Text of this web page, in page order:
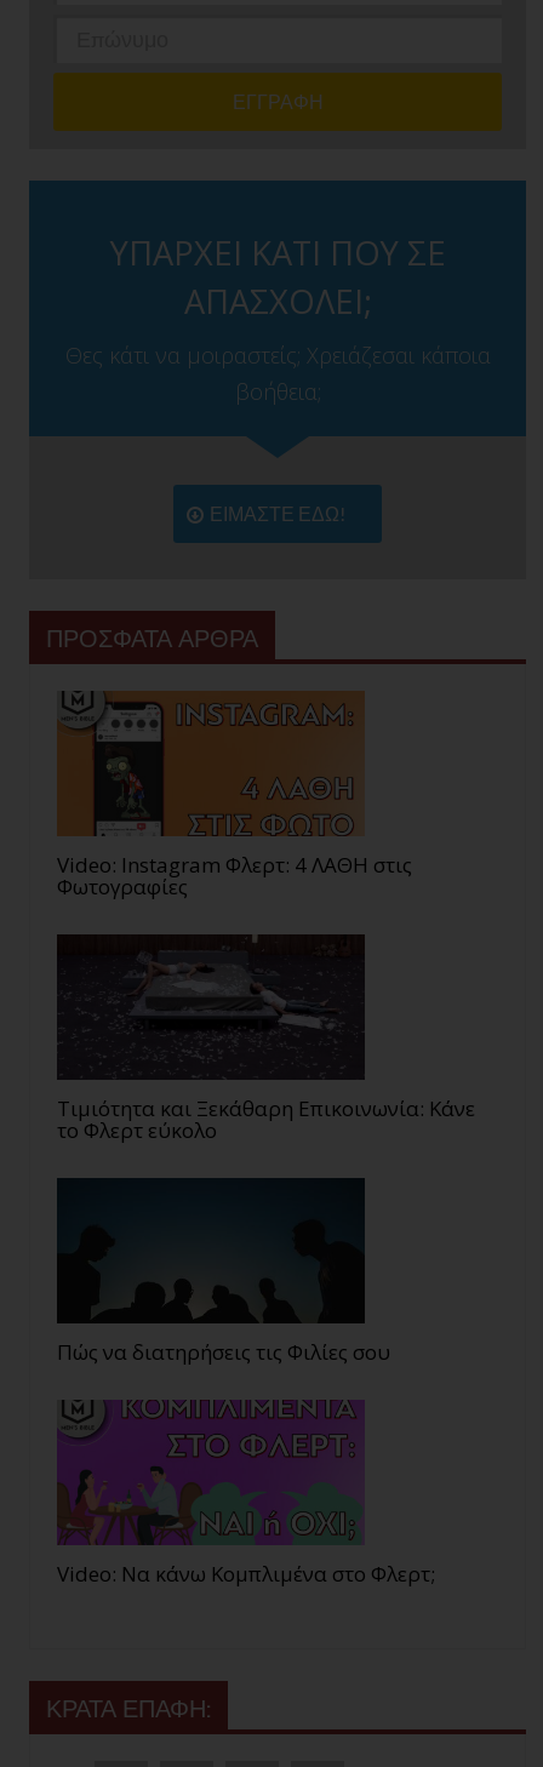
ΥΠΑΡΧΕΙ ΚΑΤΙ ΠΟΥ ΣΕ
ΑΠΑΣΧΟΛΕΙ;
Θες κάτι να μοιραστείς; Χρειάζεσαι κάποια
βοήθεια;
ΕΙΜΑΣΤΕ ΕΔΩ!
ΠΡΟΣΦΑΤΑ ΑΡΘΡΑ
Video: Instagram Φλερτ: 4 ΛΑΘΗ στις
Φωτογραφίες
Τιμιότητα και Ξεκάθαρη Επικοινωνία: Κάνε
το Φλερτ εύκολο
Πώς να διατηρήσεις τις Φιλίες σου
Video: Να κάνω Κομπλιμένα στο Φλερτ;
ΚΡΑΤΑ ΕΠΑΦΗ: